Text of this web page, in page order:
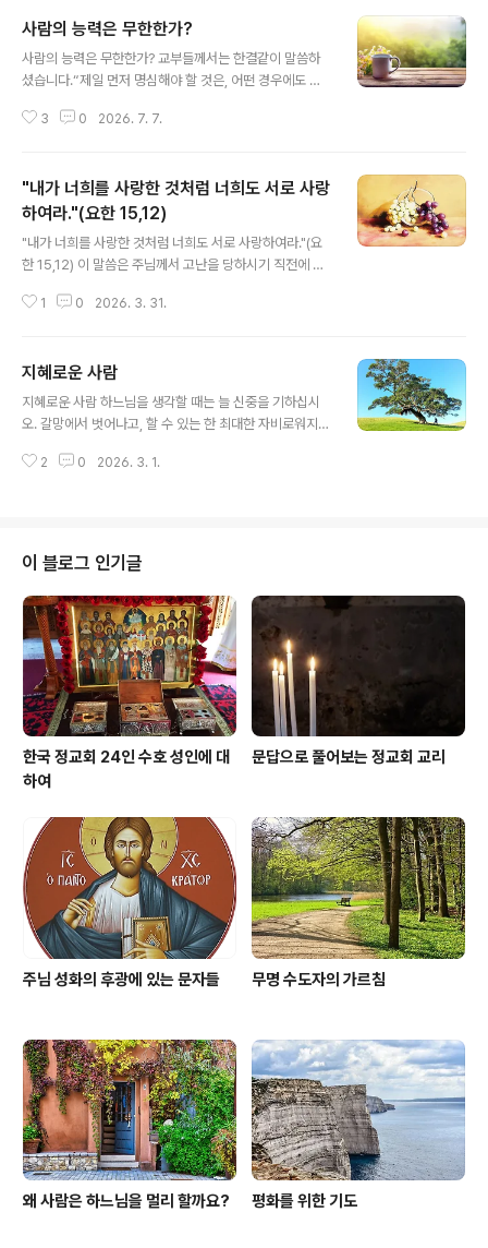
사람의 능력은 무한한가?
사람의 능력은 무한한가? 교부들께서는 한결같이 말씀하
셨습니다.“제일 먼저 명심해야 할 것은, 어떤 경우에도 자
적 투쟁은 특히나 치열하고 어렵습니다. 인간의 유약한 능
지고 말 것이며 투쟁을 계속할 의욕마저 잃게 될 것입니다.
오직 하느님만이 우리에게 참된 승리를 안겨줄 수 있습니
다.자신에게 의지하지 않겠다고 결심하는 순간부터, 대부
분의 사람에게는 심각한 내적 갈등과 어려움이 따릅니다.
하지만 우리는 이를 반드시 극복해야 합니다. 그렇지 않으
면 영적으로 더 나아갈 수 없습니다. 만약 사람이 자신은 모
3 0 2026. 7. 7.
"내가 너희를 사랑한 것처럼 너희도 서로 사랑
하여라."(요한 15,12)
"내가 너희를 사랑한 것처럼 너희도 서로 사랑하여라."(요
한 15,12) 이 말씀은 주님께서 고난을 당하시기 직전에 남
앞둔 아버지의 유언이 자녀들에게 대단히 중요한 의미를
만큼 수천, 수만 배의 더 큰 무게를 지닙니다."내가 너희를
사랑한 것처럼 너희도 서로 사랑하여라. 이것이 나의 계명
이다." 주님은 당신께서 우리를 사랑하셨듯이, 우리가 서로
나무의 비유에서도 주님은 당신의 계명을 지키라고 말씀하
1 0 2026. 3. 31.
지혜로운 사람
지혜로운 사람 하느님을 생각할 때는 늘 신중을 기하십시
오. 갈망에서 벗어나고, 할 수 있는 한 최대한 자비로워지십
지 마십시오. 이처럼 행하며 하느님을 기쁘게 해 드리는 것
의 죄를 살피고 삶을 검토하며, 스스로 하느님을 기쁘게 해
드리고 있는지를 확인하는 것이 더 낫습니다. 타인의 선악
여부가 나와 무슨 상관이 있겠습니까? 지혜로운 사람은 경
건한 사람이 되고자 노력합니다. 자신에게 낯설고 헛된 것
을 갈망하지 않는 이가 진정 지혜로운 사람입니다. 그러므
로 하느님의 형상을 닮은 사람답게 ..
2 0 2026. 3. 1.
이 블로그 인기글
한국 정교회 24인 수호 성인에 대
하여
문답으로 풀어보는 정교회 교리
주님 성화의 후광에 있는 문자들 무명 수도자의 가르침
왜 사람은 하느님을 멀리 할까요? 평화를 위한 기도